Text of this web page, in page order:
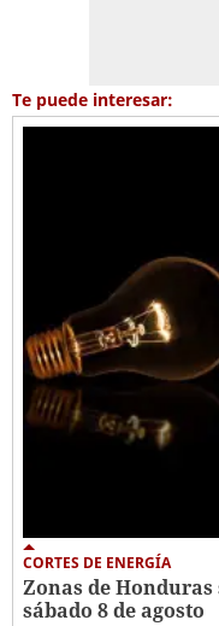
Te puede interesar:
CORTES DE ENERGÍA
Zonas de
sábado 8 de agosto